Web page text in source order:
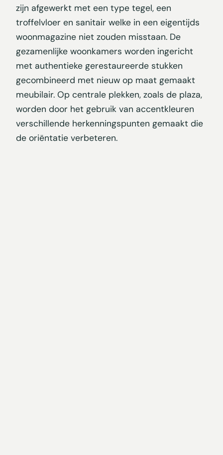
zijn afgewerkt met een type tegel, een
troffelvloer en sanitair welke in een eigentijds
woonmagazine niet zouden misstaan. De
gezamenlijke woonkamers worden ingericht
met authentieke gerestaureerde stukken
gecombineerd met nieuw op maat gemaakt
meubilair. Op centrale plekken, zoals de plaza,
worden door het gebruik van accentkleuren
verschillende herkenningspunten gemaakt die
de oriëntatie verbeteren.